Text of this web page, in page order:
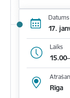
Datums
17.
Laiks
Rīga